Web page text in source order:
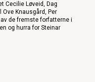
Cecilie Løveid, Dag
Ove Knausgård, Per
de fremste forfatterne i
og hurra for Steinar